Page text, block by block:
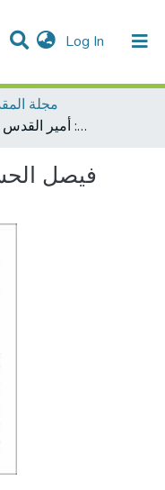
Log In (current)
مجلة
فيصل الحسني: أمير القدس وحادي عروبتها
فيصل